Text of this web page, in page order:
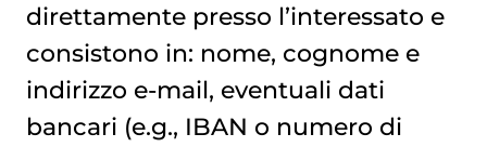
direttamente presso l’interessato e
consistono in: nome, cognome e
indirizzo e-mail, eventuali dati
bancari (e.g., IBAN o numero di